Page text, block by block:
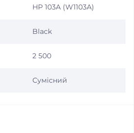
HP 103A (W1103A)
Black
2 500
Сумісний